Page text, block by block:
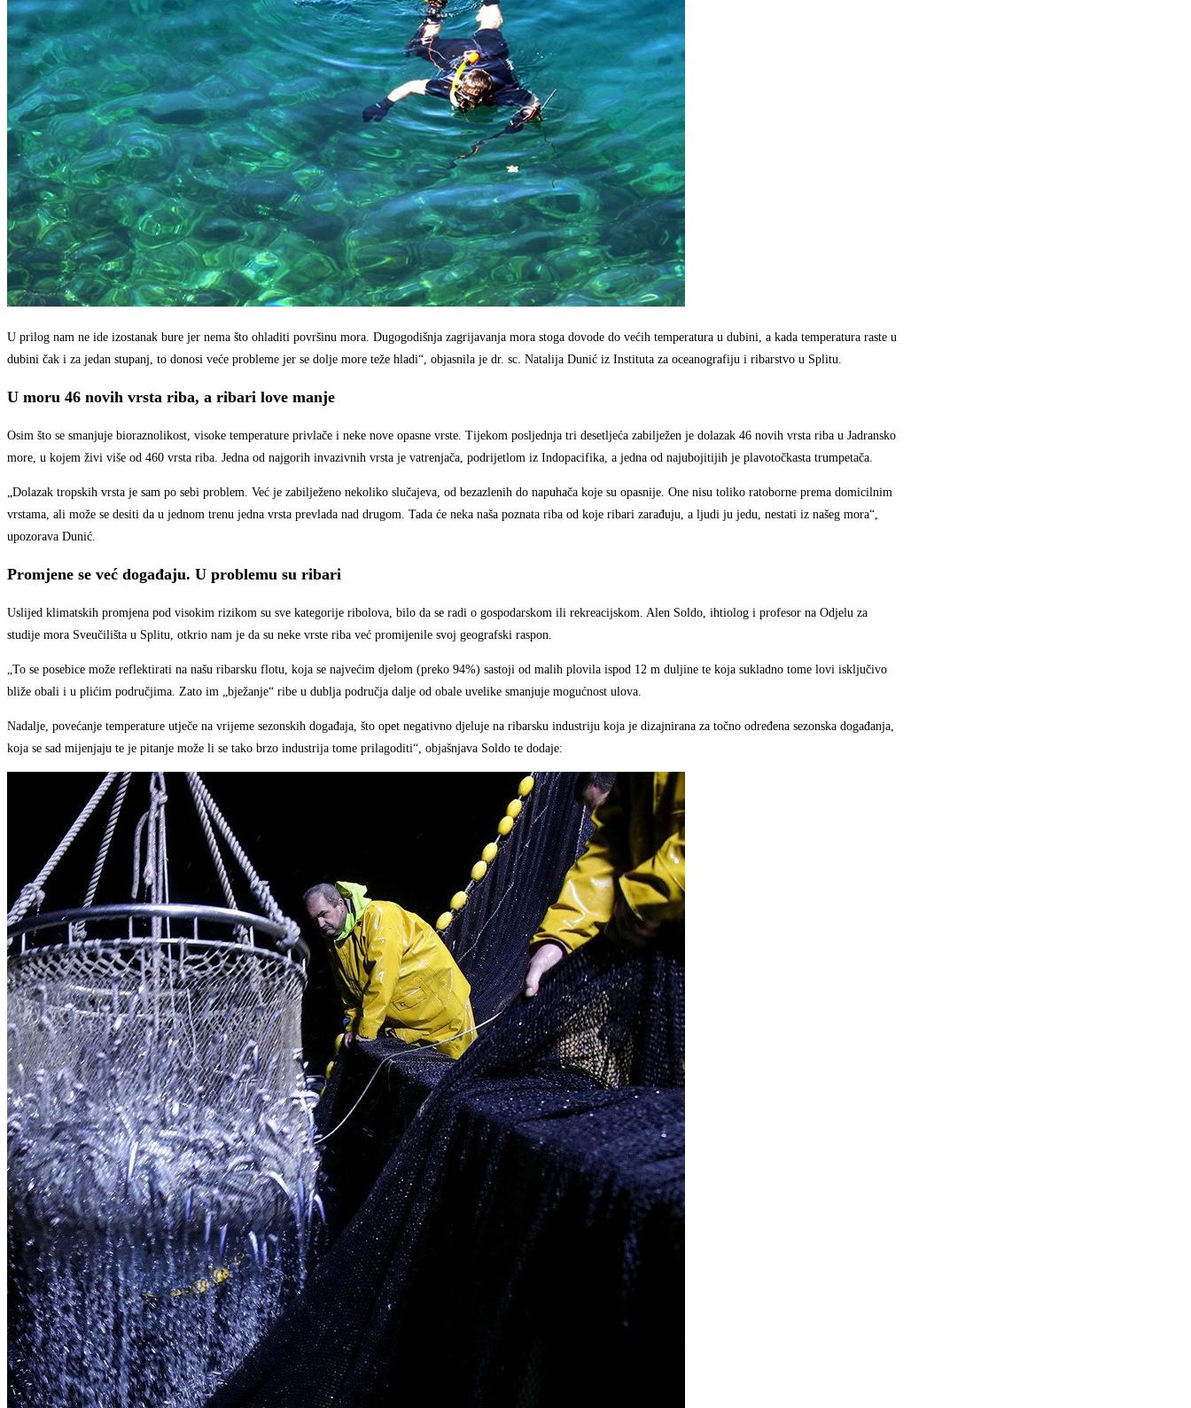
U prilog nam ne ide izostanak bure jer nema što ohladiti površinu mora. Dugogodišnja zagrijavanja mora stoga dovode do većih temperatura u dubini, a kada temperatura raste u
dubini čak i za jedan stupanj, to donosi veće probleme jer se dolje more teže hladi“, objasnila je dr. sc. Natalija Dunić iz Instituta za oceanografiju i ribarstvo u Splitu.
U moru 46 novih vrsta riba, a ribari love manje
Osim što se smanjuje bioraznolikost, visoke temperature privlače i neke nove opasne vrste. Tijekom posljednja tri desetljeća zabilježen je dolazak 46 novih vrsta riba u Jadransko
more, u kojem živi više od 460 vrsta riba. Jedna od najgorih invazivnih vrsta je vatrenjača, podrijetlom iz Indopacifika, a jedna od najubojitijih je plavotočkasta trumpetača.
„Dolazak tropskih vrsta je sam po sebi problem. Već je zabilježeno nekoliko slučajeva, od bezazlenih do napuhača koje su opasnije. One nisu toliko ratoborne prema domicilnim
vrstama, ali može se desiti da u jednom trenu jedna vrsta prevlada nad drugom. Tada će neka naša poznata riba od koje ribari zarađuju, a ljudi ju jedu, nestati iz našeg mora“,
upozorava Dunić.
Promjene se već događaju. U problemu su ribari
Uslijed klimatskih promjena pod visokim rizikom su sve kategorije ribolova, bilo da se radi o gospodarskom ili rekreacijskom. Alen Soldo, ihtiolog i profesor na Odjelu za
studije mora Sveučilišta u Splitu, otkrio nam je da su neke vrste riba već promijenile svoj geografski raspon.
„To se posebice može reflektirati na našu ribarsku flotu, koja se najvećim djelom (preko 94%) sastoji od malih plovila ispod 12 m duljine te koja sukladno tome lovi isključivo
bliže obali i u plićim područjima. Zato im „bježanje“ ribe u dublja područja dalje od obale uvelike smanjuje mogućnost ulova.
Nadalje, povećanje temperature utječe na vrijeme sezonskih događaja, što opet negativno djeluje na ribarsku industriju koja je dizajnirana za točno određena sezonska događanja,
koja se sad mijenjaju te je pitanje može li se tako brzo industrija tome prilagoditi“, objašnjava Soldo te dodaje: